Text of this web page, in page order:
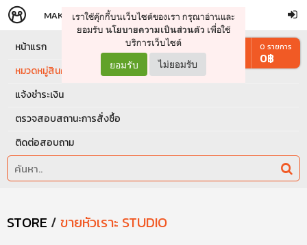
จัดการรถเข็น ดำเนินการต่อ
MAKERS STORE
เราใช้คุ๊กกี้บนเว็บไซต์ของเรา กรุณาอ่านและ
ยอมรับ นโยบายความเป็นส่วนตัว เพื่อใช้
บริการเว็บไซต์
ยอมรับ ไม่ยอมรับ
หน้าแรก
หมวดหมู่สินค้า
แจ้งชำระเงิน
ตรวจสอบสถานะการสั่งซื้อ
ติดต่อสอบถาม
0 รายการ
0฿
STORE / ขายหัวเราะ STUDIO